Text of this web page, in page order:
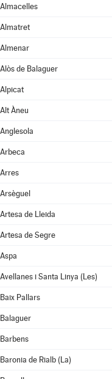
Almacelles
Almatret
Almenar
Alòs de Balaguer
Alpicat
Alt Àneu
Anglesola
Arbeca
Arres
Arsèguel
Artesa de Lleida
Artesa de Segre
Aspa
Avellanes i Santa Linya (Les)
Baix Pallars
Balaguer
Barbens
Baronia de Rialb (La)